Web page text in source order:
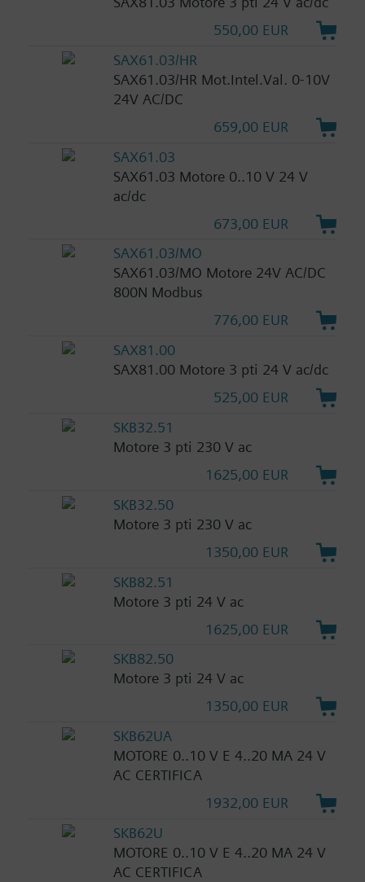
550,00 EUR
SAX61.03/HR
SAX61.03/HR Mot.Intel.Val. 0-10V
24V AC/DC
659,00 EUR
SAX61.03
SAX61.03 Motore 0..10 V 24 V
ac/dc
673,00 EUR
SAX61.03/MO
SAX61.03/MO Motore 24V AC/DC
800N Modbus
776,00 EUR
SAX81.00
SAX81.00 Motore 3 pti 24 V ac/dc
525,00 EUR
SKB32.51
Motore 3 pti 230 V ac
1625,00 EUR
SKB32.50
Motore 3 pti 230 V ac
1350,00 EUR
SKB82.51
Motore 3 pti 24 V ac
1625,00 EUR
SKB82.50
Motore 3 pti 24 V ac
1350,00 EUR
SKB62UA
MOTORE 0..10 V E 4..20 MA 24 V
AC CERTIFICA
1932,00 EUR
SKB62U
MOTORE 0..10 V E 4..20 MA 24 V
AC CERTIFICA